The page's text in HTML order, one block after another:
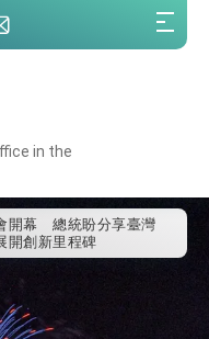
in the
交流合作
開幕 總統盼分享臺灣
開創新里程碑
「台灣醫療點亮世界」
業展」預告短片，向
的創新能量
話 強調臺灣人有權利
家共同維護國際秩序